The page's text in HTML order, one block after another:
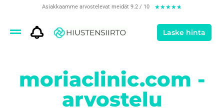
Asiakkaamme arvostelevat meidät 9.2 / 10 ★★★★★
Laske hinta
moriaclinic.com -
arvostelu